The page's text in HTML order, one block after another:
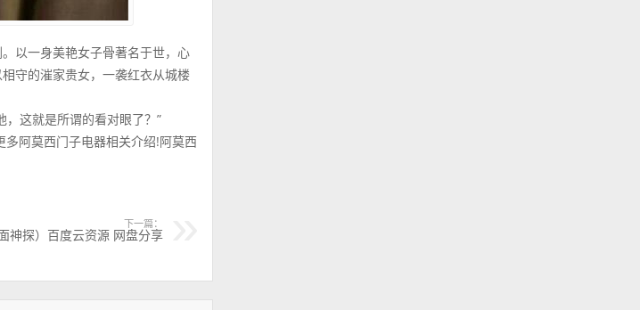
以一身美艳女子骨著名于世，心
守的漼家贵女，一袭红衣从城楼
这就是所谓的看对眼了？”
阿莫西门子电器相关介绍!阿莫西
下一篇：
面神探）百度云资源 网盘分享